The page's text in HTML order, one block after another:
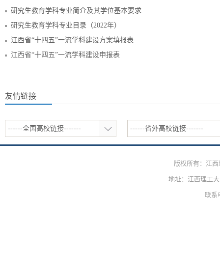
研究生教育学科专业简介及其学位基本要求
研究生教育学科专业目录（2022年）
江西省“十四五”一流学科建设方案填报表
江西省“十四五”一流学科建设申报表
友情链接
------全国高校链接------- ------省外高校链接-------
版权所有：江
地址：江西理工
联系